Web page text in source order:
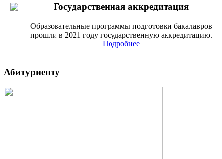
Государственная аккредитация
Образовательные программы подготовки бакалавров
прошли в 2021 году государственную аккредитацию.
Подробнее
Абитуриенту